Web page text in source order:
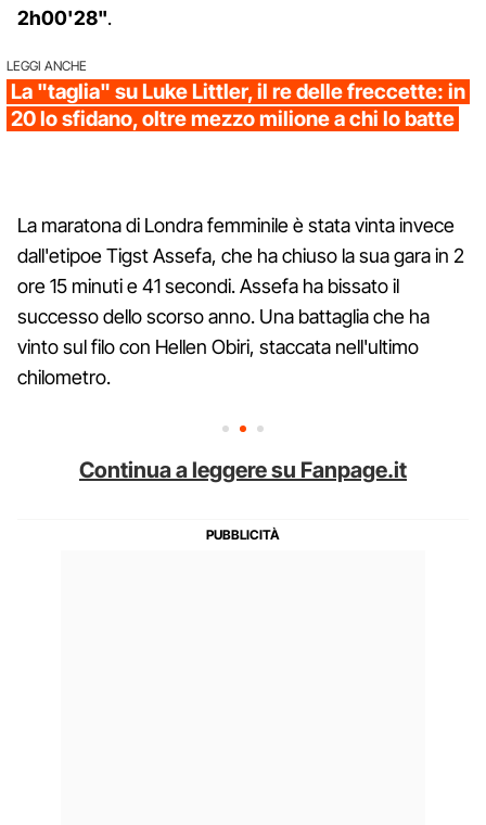
2h00'28".
LEGGI ANCHE
La "taglia" su Luke Littler, il re delle freccette: in
20 lo sfidano, oltre mezzo milione a chi lo batte
La maratona di Londra femminile è stata vinta invece
dall'etipoe Tigst Assefa, che ha chiuso la sua gara in 2
ore 15 minuti e 41 secondi. Assefa ha bissato il
successo dello scorso anno. Una battaglia che ha
vinto sul filo con Hellen Obiri, staccata nell'ultimo
chilometro.
Continua a leggere su Fanpage.it